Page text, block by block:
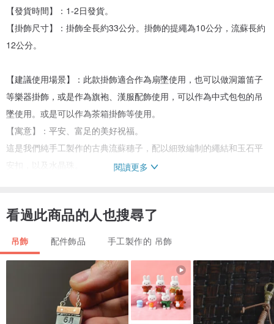
【發貨時間】：1-2日發貨。
【掛飾尺寸】：掛飾全長約33公分。掛飾的提繩為10公分，流蘇長約
12公分。
【建議使用場景】：此款掛飾適合作為扇墜使用，也可以做洞簫笛子
等樂器掛飾，或是作為旗袍、漢服配飾使用，可以作為中式包包的吊
墜使用。或是可以作為茶箱掛飾等使用。
【寓意】：平安、富足的美好祝福。
這是我們純手工製作的古典流蘇穗子，配以細致編制的繩結和玉石平
安扣，以及水晶珠。
穗子的材質是錦綸。錦綸是我們十幾年來，篩選了數種材質之後，最
如果您不慎將流蘇弄亂後，它是比較好打理的，只要自然懸掛即可恢
閱讀更多
看過此商品的人也搜尋了
吊飾 配件飾品 手工製作的 吊飾